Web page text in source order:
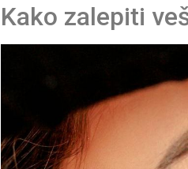
Kako zalepiti